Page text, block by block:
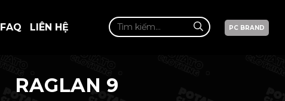
FAQ LIÊN HỆ PC BRAND
RAGLAN 9